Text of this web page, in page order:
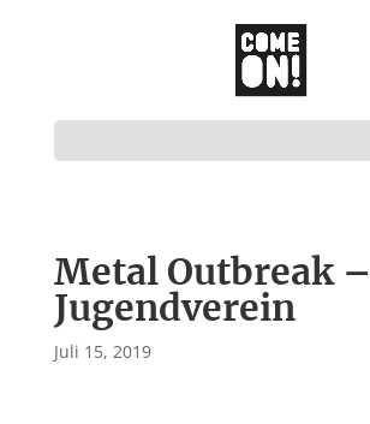
Metal Outbreak –
Jugendverein
Juli 15, 2019